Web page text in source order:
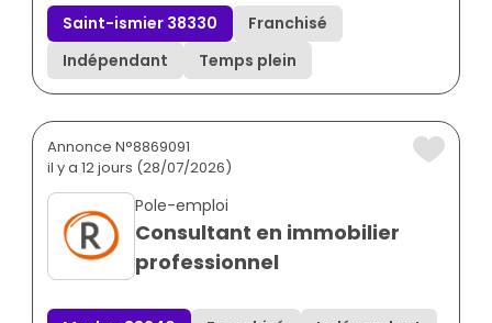
Saint-ismier 38330
Franchisé
Indépendant
Temps plein
Annonce N°8869091
il y a 12 jours (28/07/2026)
Pole-emploi
Consultant en immobilier
professionnel